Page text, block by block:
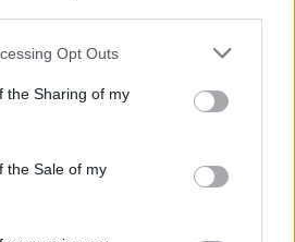
Opt Outs
the Sharing of my
the Sale of my